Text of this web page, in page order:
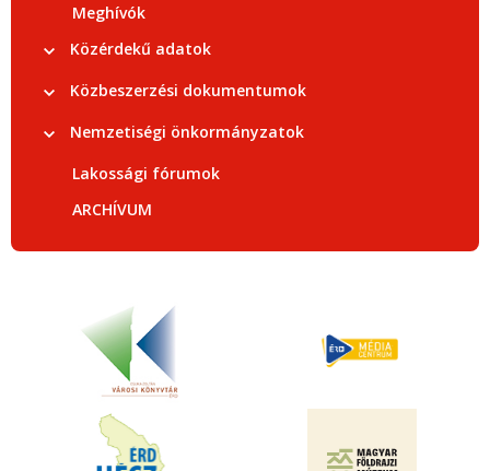
Meghívók
Közérdekű adatok
Közbeszerzési dokumentumok
Nemzetiségi önkormányzatok
Lakossági fórumok
ARCHÍVUM